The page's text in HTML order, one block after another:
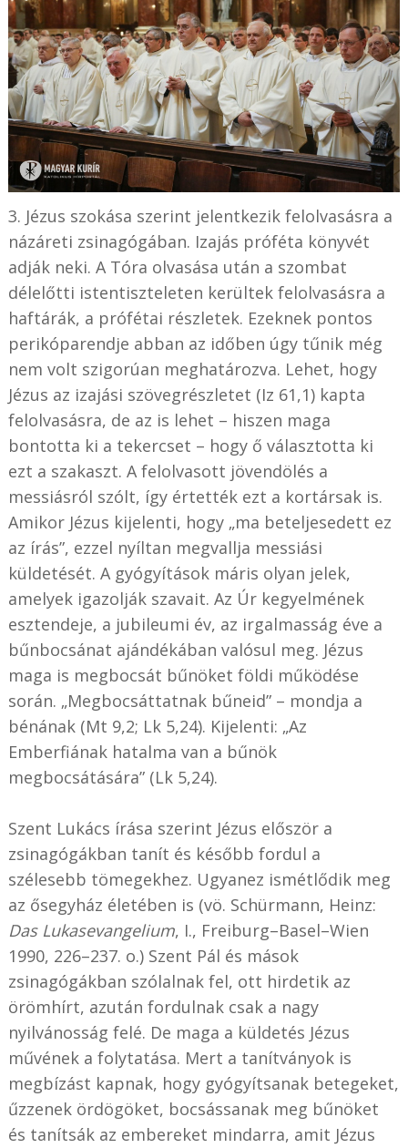
3. Jézus szokása szerint jelentkezik felolvasásra a
názáreti zsinagógában. Izajás próféta könyvét
adják neki. A Tóra olvasása után a szombat
délelőtti istentiszteleten kerültek felolvasásra a
haftárák, a prófétai részletek. Ezeknek pontos
perikóparendje abban az időben úgy tűnik még
nem volt szigorúan meghatározva. Lehet, hogy
Jézus az izajási szövegrészletet (Iz 61,1) kapta
felolvasásra, de az is lehet – hiszen maga
bontotta ki a tekercset – hogy ő választotta ki
ezt a szakaszt. A felolvasott jövendölés a
messiásról szólt, így értették ezt a kortársak is.
Amikor Jézus kijelenti, hogy „ma beteljesedett ez
az írás”, ezzel nyíltan megvallja messiási
küldetését. A gyógyítások máris olyan jelek,
amelyek igazolják szavait. Az Úr kegyelmének
esztendeje, a jubileumi év, az irgalmasság éve a
bűnbocsánat ajándékában valósul meg. Jézus
maga is megbocsát bűnöket földi működése
során. „Megbocsáttatnak bűneid” – mondja a
bénának (Mt 9,2; Lk 5,24). Kijelenti: „Az
Emberfiának hatalma van a bűnök
megbocsátására” (Lk 5,24).
Szent Lukács írása szerint Jézus először a
zsinagógákban tanít és később fordul a
szélesebb tömegekhez. Ugyanez ismétlődik meg
az ősegyház életében is (vö. Schürmann, Heinz:
Das Lukasevangelium, I., Freiburg–Basel–Wien
1990, 226–237. o.) Szent Pál és mások
zsinagógákban szólalnak fel, ott hirdetik az
örömhírt, azután fordulnak csak a nagy
nyilvánosság felé. De maga a küldetés Jézus
művének a folytatása. Mert a tanítványok is
megbízást kapnak, hogy gyógyítsanak betegeket,
űzzenek ördögöket, bocsássanak meg bűnöket
és tanítsák az embereket mindarra, amit Jézus